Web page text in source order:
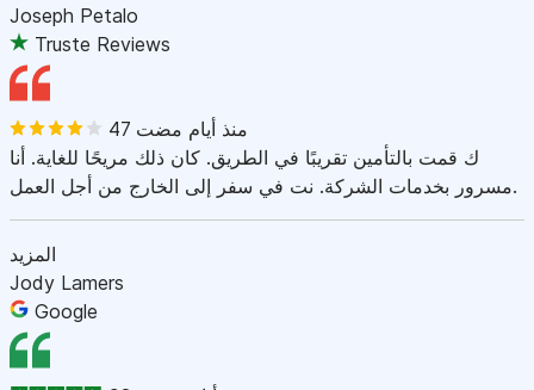
Joseph Petalo
Truste Reviews
47 منذ أيام مضت
ك قمت بالتأمين تقريبًا في الطريق. كان ذلك مريحًا للغاية. أنا
مسرور بخدمات الشركة. نت في سفر إلى الخارج من أجل العمل.
المزيد
Jody Lamers
Google